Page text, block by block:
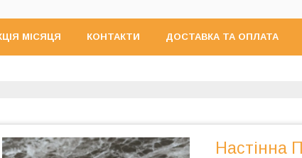
МІСЯЦЯ КОНТАКТИ ДОСТАВКА ТА ОПЛАТА
Настінна